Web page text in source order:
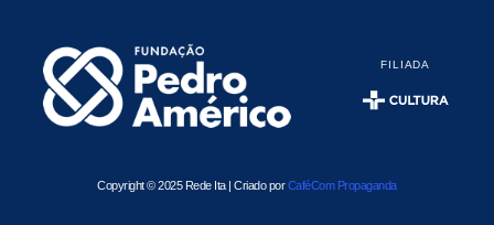
FILIADA
Copyright © 2025 Rede Ita | Criado porCaféCom Propaganda